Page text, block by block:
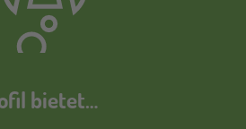
bietet…